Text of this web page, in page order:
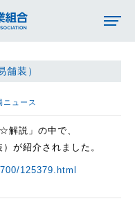
装）
ニュース
解説」の中で、
が紹介されました。
125379.html